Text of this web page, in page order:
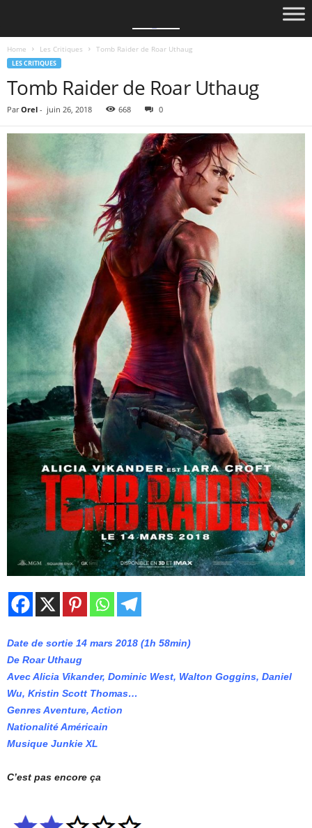
Home Les Critiques Tomb Raider de Roar Uthaug
LES CRITIQUES
Tomb Raider de Roar Uthaug
Par Orel - juin 26, 2018 668 0
Date de sortie 14 mars 2018 (1h 58min)
De Roar Uthaug
Avec Alicia Vikander, Dominic West, Walton Goggins, Daniel
Wu, Kristin Scott Thomas…
Genres Aventure, Action
Nationalité Américain
Musique Junkie XL
C’est pas encore ça